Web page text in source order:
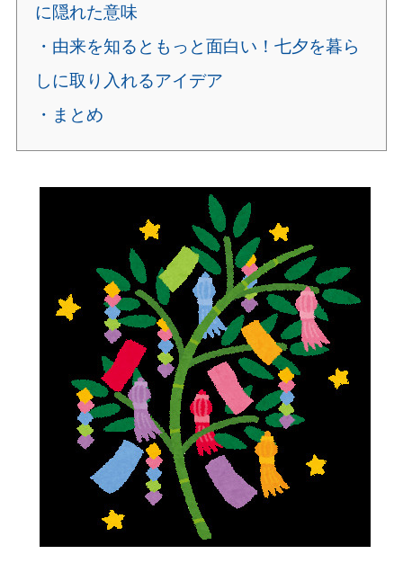
に隠れた意味
・由来を知るともっと面白い！七夕を暮ら
しに取り入れるアイデア
・まとめ